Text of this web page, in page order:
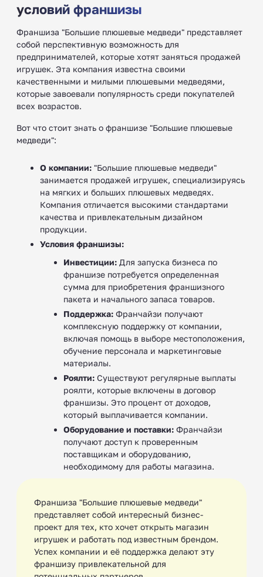
условий франшизы
Франшиза "Большие плюшевые медведи" представляет
собой перспективную возможность для
предпринимателей, которые хотят заняться продажей
игрушек. Эта компания известна своими
качественными и милыми плюшевыми медведями,
которые завоевали популярность среди покупателей
всех возрастов.
Вот что стоит знать о франшизе "Большие плюшевые
медведи":
О компании: "Большие плюшевые медведи"
занимается продажей игрушек, специализируясь
на мягких и больших плюшевых медведях.
Компания отличается высокими стандартами
качества и привлекательным дизайном
продукции.
Условия франшизы:
Инвестиции: Для запуска бизнеса по
франшизе потребуется определенная
сумма для приобретения франшизного
пакета и начального запаса товаров.
Поддержка: Франчайзи получают
комплексную поддержку от компании,
включая помощь в выборе местоположения,
обучение персонала и маркетинговые
материалы.
Роялти: Существуют регулярные выплаты
роялти, которые включены в договор
франшизы. Это процент от доходов,
который выплачивается компании.
Оборудование и поставки: Франчайзи
получают доступ к проверенным
поставщикам и оборудованию,
необходимому для работы магазина.
Франшиза "Большие плюшевые медведи"
представляет собой интересный бизнес-
проект для тех, кто хочет открыть магазин
игрушек и работать под известным брендом.
Успех компании и её поддержка делают эту
франшизу привлекательной для